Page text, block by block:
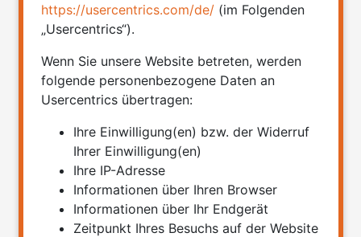
https://usercentrics.com/de/ (im Folgenden
„Usercentrics“).
Wenn Sie unsere Website betreten, werden
folgende personenbezogene Daten an
Usercentrics übertragen:
Ihre Einwilligung(en) bzw. der Widerruf
Ihrer Einwilligung(en)
Ihre IP-Adresse
Informationen über Ihren Browser
Informationen über Ihr Endgerät
Zeitpunkt Ihres Besuchs auf der Website